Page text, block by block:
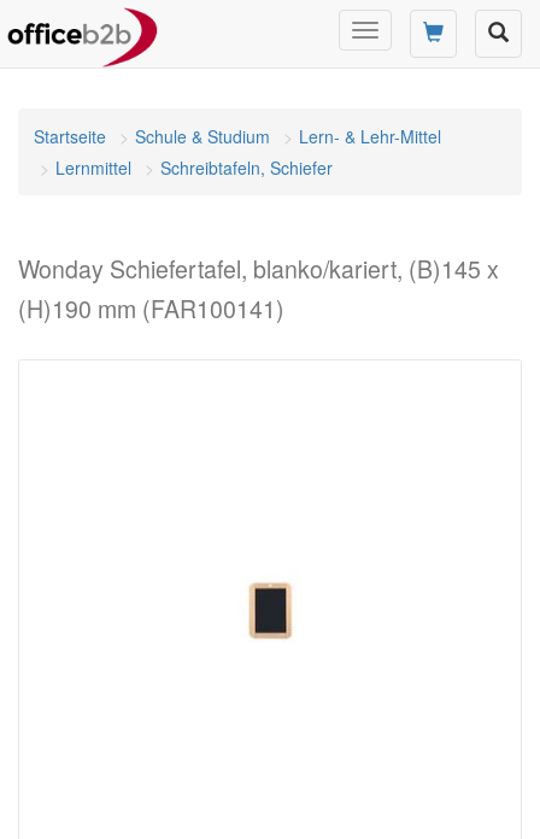
Navigation
umschalten
Startseite Schule & Studium
Lern- & Lehr-Mittel
Lernmittel
Schreibtafeln, Schiefer
Wonday Schiefertafel, blanko/kariert, (B)145 x
(H)190 mm (FAR100141)